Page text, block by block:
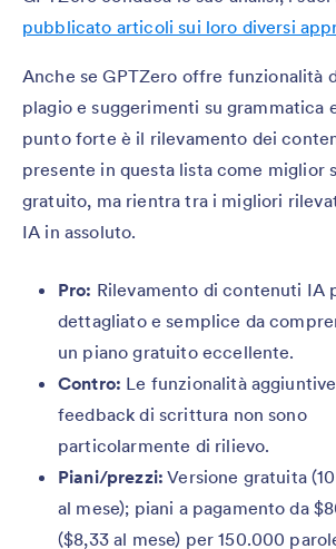
pubblicato articoli sui loro diversi
Anche se GPTZero offre funzionalità
plagio e suggerimenti su grammatica
punto forte è il rilevamento dei
presente in questa lista come miglior
gratuito, ma rientra tra i migliori
IA in assoluto.
Pro: Rilevamento di contenuti IA
dettagliato e semplice da
un piano gratuito eccellente.
Contro: Le funzionalità
feedback di scrittura non sono
particolarmente di rilievo.
Piani/prezzi: Versione gratuita
al mese); piani a pagamento da
($8,33 al mese) per 150.000